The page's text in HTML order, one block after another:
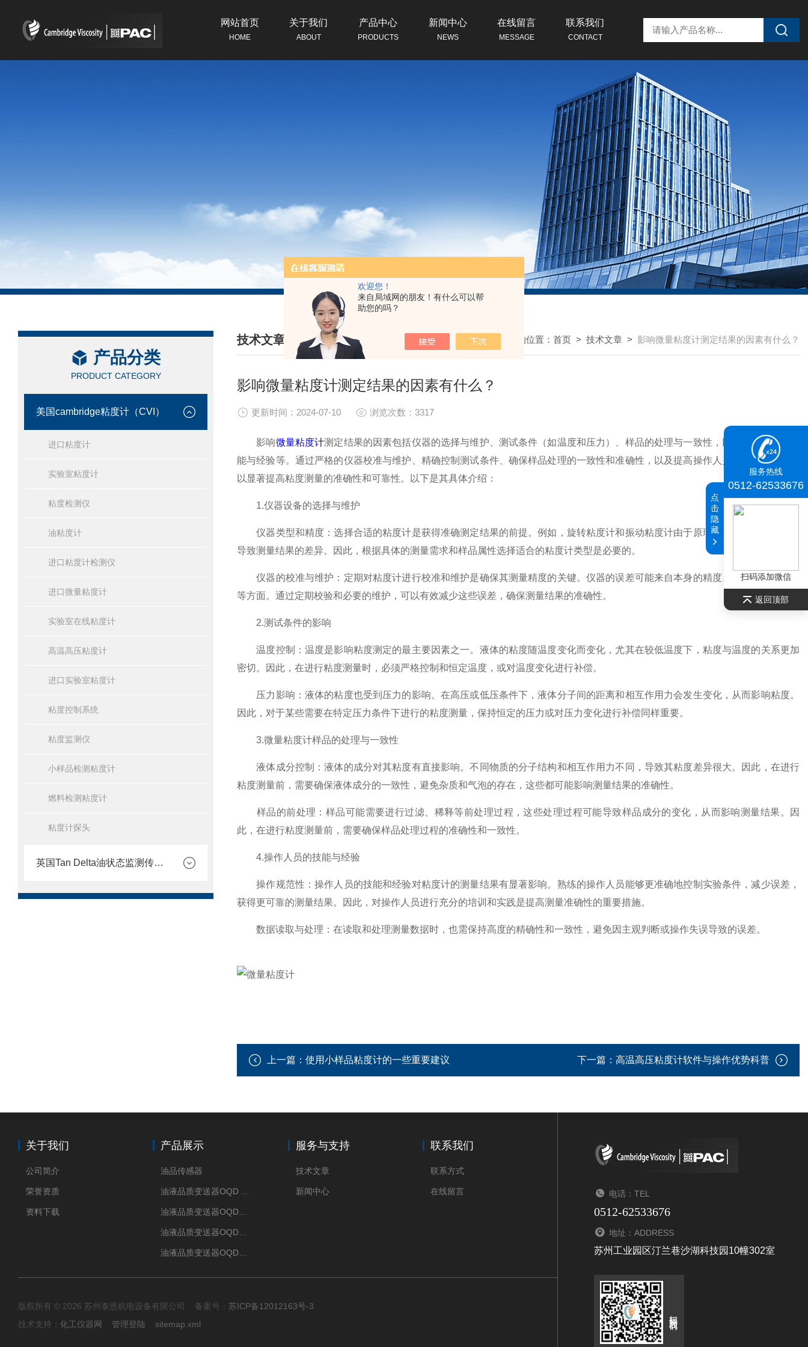
欢迎您！
来自局域网的朋友！有什么可以帮
助您的吗？
网站首页
HOME
关于我们
ABOUT
产品中心
PRODUCTS
新闻中心
NEWS
在线留言
MESSAGE
联系我们
CONTACT
产品分类
PRODUCT CATEGORY
美国cambridge粘度计（CVI）
进口粘度计
实验室粘度计
粘度检测仪
油粘度计
进口粘度计检测仪
进口微量粘度计
实验室在线粘度计
高温高压粘度计
进口实验室粘度计
粘度控制系统
粘度监测仪
小样品检测粘度计
燃料检测粘度计
粘度计探头
英国Tan Delta油状态监测传感器
技术文章
/ TECHNICAL ARTICLES
我的位置： 首页 > 技术文章 > 影响微量粘度计测定结果的因素有什么？
影响微量粘度计测定结果的因素有什么？
更新时间：2024-07-10 浏览次数：3317
影响微量粘度计测定结果的因素包括仪器的选择与维护、测试条件（如温度和压力）、样品的处理与一致性，以及操作人员的技
能与经验等。通过严格的仪器校准与维护、精确控制测试条件、确保样品处理的一致性和准确性，以及提高操作人员的专业技能，可
以显著提高粘度测量的准确性和可靠性。以下是其具体介绍：
1.仪器设备的选择与维护
仪器类型和精度：选择合适的粘度计是获得准确测定结果的前提。例如，旋转粘度计和振动粘度计由于原理和结构的不同，可能
导致测量结果的差异。因此，根据具体的测量需求和样品属性选择适合的粘度计类型是必要的。
仪器的校准与维护：定期对粘度计进行校准和维护是确保其测量精度的关键。仪器的误差可能来自本身的精度、稳定性、灵敏度
等方面。通过定期校验和必要的维护，可以有效减少这些误差，确保测量结果的准确性。
2.测试条件的影响
温度控制：温度是影响粘度测定的最主要因素之一。液体的粘度随温度变化而变化，尤其在较低温度下，粘度与温度的关系更加
密切。因此，在进行粘度测量时，必须严格控制和恒定温度，或对温度变化进行补偿。
压力影响：液体的粘度也受到压力的影响。在高压或低压条件下，液体分子间的距离和相互作用力会发生变化，从而影响粘度。
因此，对于某些需要在特定压力条件下进行的粘度测量，保持恒定的压力或对压力变化进行补偿同样重要。
3.微量粘度计样品的处理与一致性
液体成分控制：液体的成分对其粘度有直接影响。不同物质的分子结构和相互作用力不同，导致其粘度差异很大。因此，在进行
粘度测量前，需要确保液体成分的一致性，避免杂质和气泡的存在，这些都可能影响测量结果的准确性。
样品的前处理：样品可能需要进行过滤、稀释等前处理过程，这些处理过程可能导致样品成分的变化，从而影响测量结果。因
此，在进行粘度测量前，需要确保样品处理过程的准确性和一致性。
4.操作人员的技能与经验
操作规范性：操作人员的技能和经验对粘度计的测量结果有显著影响。熟练的操作人员能够更准确地控制实验条件，减少误差，
获得更可靠的测量结果。因此，对操作人员进行充分的培训和实践是提高测量准确性的重要措施。
数据读取与处理：在读取和处理测量数据时，也需保持高度的精确性和一致性，避免因主观判断或操作失误导致的误差。
上一篇： 使用小样品粘度计的一些重要建议 下一篇： 高温高压粘度计软件与操作优势科普
关于我们
公司简介
荣誉资质
资料下载
产品展示
油品传感器
服务与支持
技术文章
新闻中心
联系我们
联系方式
在线留言
版权所有 © 2026 苏州泰恩机电设备有限公司 备案号： 苏ICP备12012163号-3
技术支持： 化工仪器网 管理登陆 sitemap.xml
电话：TEL
0512-62533676
地址：ADDRESS
苏州工业园区汀兰巷沙湖科技园10幢302室
服务热线
0512-62533676
扫码添加微信
返回顶部
点
击
隐
藏